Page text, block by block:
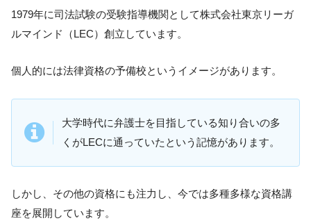
1979年に司法試験の受験指導機関として株式会社東京リーガ
ルマインド（LEC）創立しています。
個人的には法律資格の予備校というイメージがあります。
大学時代に弁護士を目指している知り合いの多
くがLECに通っていたという記憶があります。
しかし、その他の資格にも注力し、今では多種多様な資格講
座を展開しています。